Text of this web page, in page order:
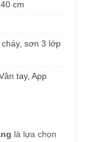
cm
sơn 3 lớp
tay, App
là lựa chọn